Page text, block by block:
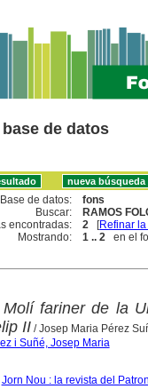
de datos
Base de datos:
fons
Buscar:
RAMOS
encontradas:
2 [Refinar
Mostrando:
1 .. 2 en el
fariner de la
II/ Josep Maria Pérez
i Suñé, Josep Maria
Jorn Nou : la revista del